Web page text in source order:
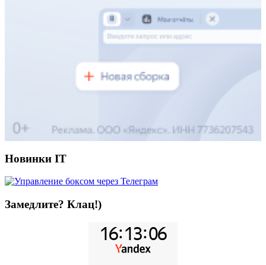
Новинки IT
Замедлите? Клац!)